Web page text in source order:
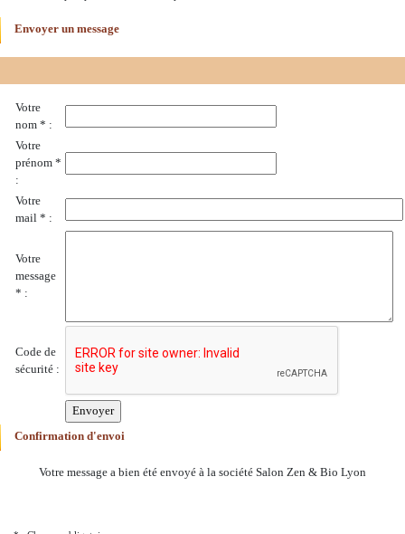
Envoyer un message
Votre
nom * :
Votre
prénom *
:
Votre
mail * :
Votre
message
* :
Code de
sécurité :
Confirmation d'envoi
Votre message a bien été envoyé à la société Salon Zen & Bio Lyon